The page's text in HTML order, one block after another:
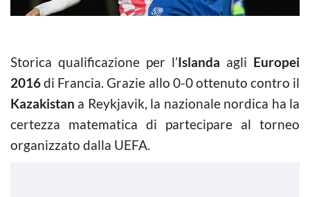
Storica qualificazione per l’Islanda agli Europei
2016di Francia. Grazie allo 0-0 ottenuto contro il
Kazakistan a Reykjavik, la nazionale nordica ha la
certezza matematica di partecipare al torneo
organizzato dalla UEFA.